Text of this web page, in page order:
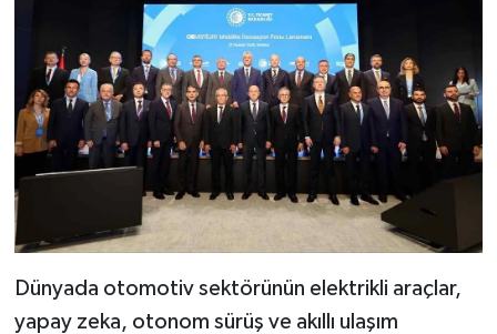
Dünyada otomotiv sektörünün elektrikli araçlar,
yapay zeka, otonom sürüş ve akıllı ulaşım